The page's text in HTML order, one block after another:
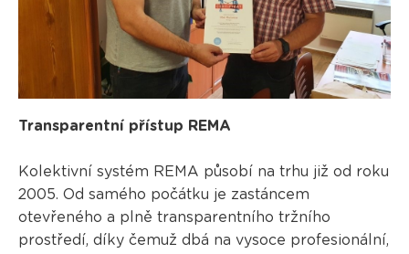
Transparentní přístup REMA
Kolektivní systém REMA působí na trhu již od roku
2005. Od samého počátku je zastáncem
otevřeného a plně transparentního tržního
prostředí, díky čemuž dbá na vysoce profesionální,